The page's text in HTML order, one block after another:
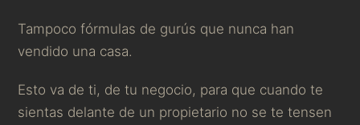
Tampoco fórmulas de gurús que nunca han
vendido una casa.
Esto va de ti, de tu negocio, para que cuando te
sientas delante de un propietario no se te tensen